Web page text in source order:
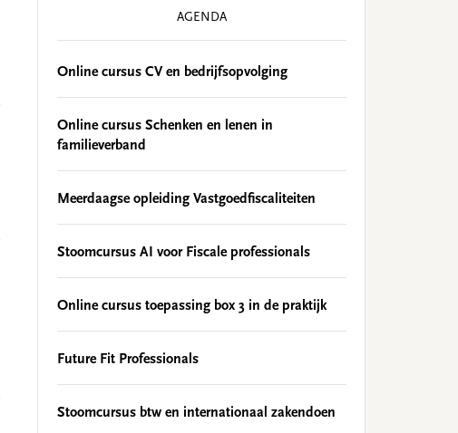
AGENDA
Online cursus CV en bedrijfsopvolging
Online cursus Schenken en lenen in
familieverband
Meerdaagse opleiding Vastgoedfiscaliteiten
Stoomcursus AI voor Fiscale professionals
Online cursus toepassing box 3 in de praktijk
Future Fit Professionals
Stoomcursus btw en internationaal zakendoen